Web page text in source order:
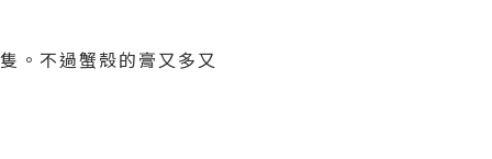
。不過蟹殼的膏又多又